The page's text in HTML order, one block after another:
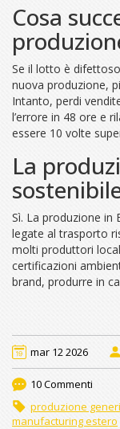
Cosa
Se il lotto è
nuova produzione,
Intanto, perdi
l’errore in 48 ore e
essere 10 volte
La
Sì. La produzione in
legate al trasporto
molti produttori
certificazioni
brand, produrre in
mar 12 2026
10 Commenti
produzione
manufacturing estero